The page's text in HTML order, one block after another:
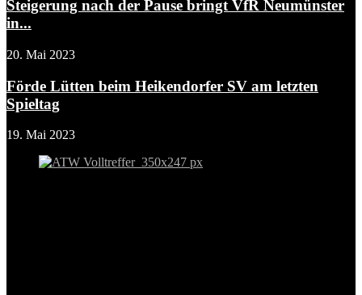
Steigerung nach der Pause bringt VfR Neumünster
in...
20. Mai 2023
Förde Lütten beim Heikendorfer SV am letzten
Spieltag
19. Mai 2023